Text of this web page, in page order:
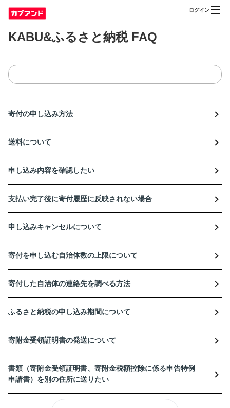
ログイン
KABU&ふるさと納税 FAQ
寄付の申し込み方法
送料について
申し込み内容を確認したい
支払い完了後に寄付履歴に反映されない場合
申し込みキャンセルについて
寄付を申し込む自治体数の上限について
寄付した自治体の連絡先を調べる方法
ふるさと納税の申し込み期間について
寄附金受領証明書の発送について
書類（寄附金受領証明書、寄附金税額控除に係る申告特例
申請書）を別の住所に送りたい